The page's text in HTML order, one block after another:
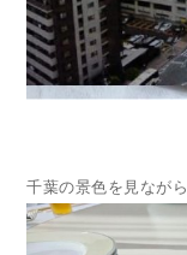
千葉の景色を見ながら